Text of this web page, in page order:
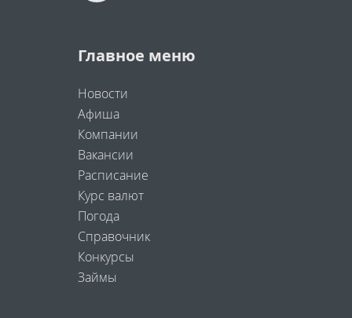
Главное меню
Новости
Афиша
Компании
Вакансии
Расписание
Курс валют
Погода
Справочник
Конкурсы
Займы